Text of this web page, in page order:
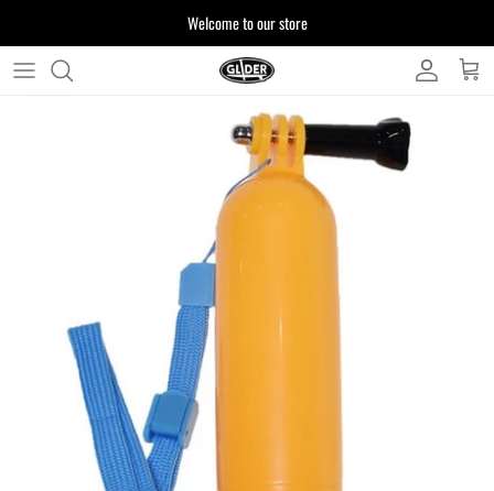
ッ
Welcome to our store
よくある質問
お客様からいただいたご質問をまとめており
ます